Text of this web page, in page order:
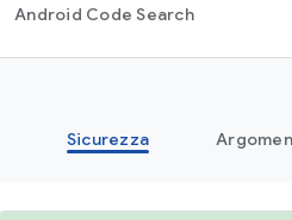
Android Code Search
Sicurezza